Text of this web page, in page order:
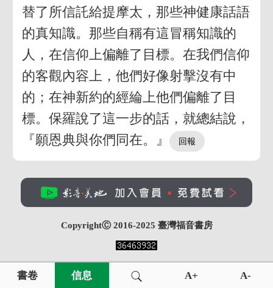
替了所信託給提摩太，那些神健康話語
的真知識。那些自稱有這冒稱知識的
人，在信仰上偏離了目標。在我們信仰
的客觀內容上，他們好像射擊沒有中
的；在神新約的經綸上他們偏離了目
標。保羅說了這一步的話，就總結說，
『願恩典與你們同在。』
CopyrightⒸ 2016-2025 臺灣福音書房
書卷 信息 A+ A-